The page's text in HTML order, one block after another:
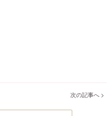
次の記事へ >